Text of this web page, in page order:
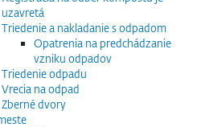
uzavretá
Triedenie a nakladanie s odpadom
Opatrenia na predchádzanie
vzniku odpadov
Triedenie odpadu
Vrecia na odpad
Zberné dvory